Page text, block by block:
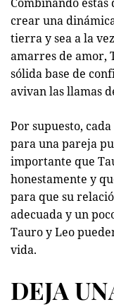
crear una
tierra y sea a la
amarres de amor,
sólida base de
avivan las llamas
Por supuesto,
para una pareja
importante que
honestamente y
para que su
adecuada y un
Tauro y Leo
vida.
DEJA